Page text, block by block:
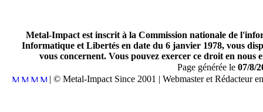
Metal-Impact est inscrit à la Commission nationale de
Informatique et Libertés en date du 6 janvier 1978, vous
vous concernent. Vous pouvez exercer ce droit en
Page générée le 07/8/
| © Metal-Impact Since 2001 | Webmaster et Rédacteur